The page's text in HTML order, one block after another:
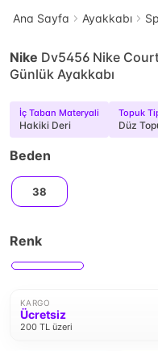
Ana Sayfa Ayakkabı
Nike Dv5456 Nike
Günlük Ayakkabı
İç Taban Materyali
Hakiki Deri
Topuk
Düz
Beden
38
Renk
KARGO
Ücretsiz
200 TL üzeri